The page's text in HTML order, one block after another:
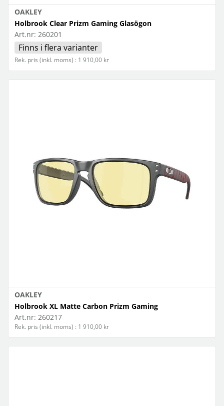
OAKLEY
Holbrook Clear Prizm Gaming Glasögon
Art.nr: 260201
Finns i flera varianter
Rek. pris (inkl. moms) : 1 910,00 kr
OAKLEY
Holbrook XL Matte Carbon Prizm Gaming
Art.nr: 260217
Rek. pris (inkl. moms) : 1 910,00 kr